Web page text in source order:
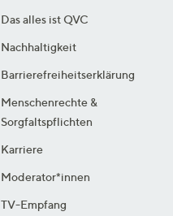
Das alles ist QVC
Nachhaltigkeit
Barrierefreiheitserklärung
Menschenrechte &
Sorgfaltspflichten
Karriere
Moderator*innen
TV-Empfang